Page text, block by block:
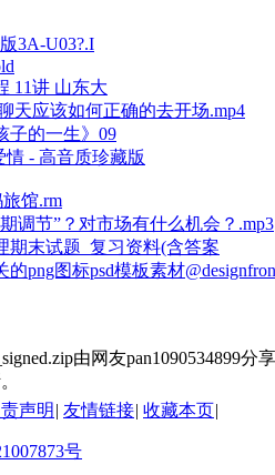
3A-U03?.I
11讲 山东大
天应该如何正确的去开场.mp4
子的一生》09
- 高音质珍藏版
馆.rm
调节”？对市场有什么机会？.mp3
期末试题_复习资料(含答案
png图标psd模板素材
由网友
声明 | 友情链接| 收藏本页|
号